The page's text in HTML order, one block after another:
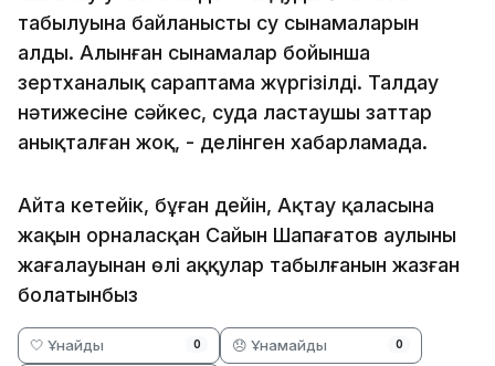
табылуына байланысты су сынамаларын
алды. Алынған сынамалар бойынша
зертханалық сараптама жүргізілді. Талдау
нәтижесіне сәйкес, суда ластаушы заттар
анықталған жоқ, - делінген хабарламада.
Айта кетейік, бұған дейін, Ақтау қаласына
жақын орналасқан Сайын Шапағатов аулының
жағалауынан өлі аққулар табылғанын жазған
болатынбыз
🤍 Ұнайды 0 😞 Ұнамайды 0